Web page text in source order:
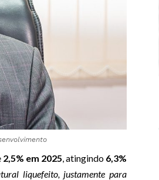
2,5% em 2025 , atingindo 6,3%
liquefeito, justamente para